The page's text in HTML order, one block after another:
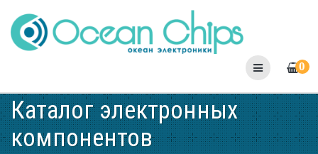
to
content
0
Каталог электронных
компонентов